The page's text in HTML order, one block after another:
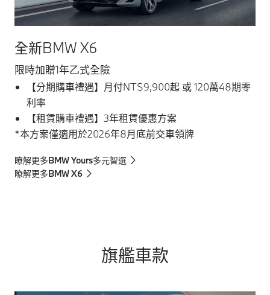
全新BMW X6
限時加贈1年乙式全險
【分期購車禮遇】月付NT$9,900起 或 120萬48期零
利率
【租賃購車禮遇】3年租賃優惠方案
*本方案僅適用於2026年8月底前交車領牌
瞭解更多BMW Yours多元智選
瞭解更多BMW X6
旗艦車款